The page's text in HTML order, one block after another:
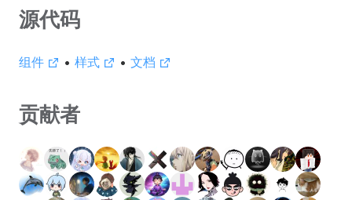
源代码
组件 • 样式 • 文档
贡献者